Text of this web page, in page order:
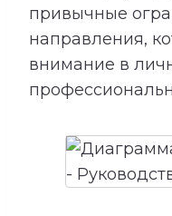
привычные
направления,
внимание в